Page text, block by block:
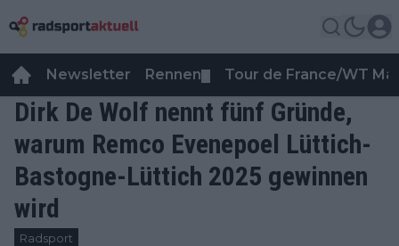
Newsletter Rennen Tour de France/WT
Dirk De Wolf nennt fünf Gründe,
warum Remco Evenepoel Lüttich-
Bastogne-Lüttich 2025 gewinnen
wird
Radsport